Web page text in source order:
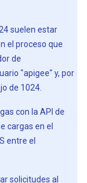
suelen estar
el proceso que
de
"apigee" y, por
de 1024.
con la API de
cargas en el
entre el
solicitudes al